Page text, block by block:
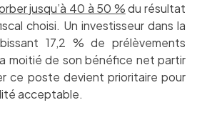
jusqu’à 40 à 50 %du résultat
choisi. Un investisseur dans la
17,2 % de prélèvements
moitié de son bénéfice net partir
ce poste devient prioritaire pour
acceptable.